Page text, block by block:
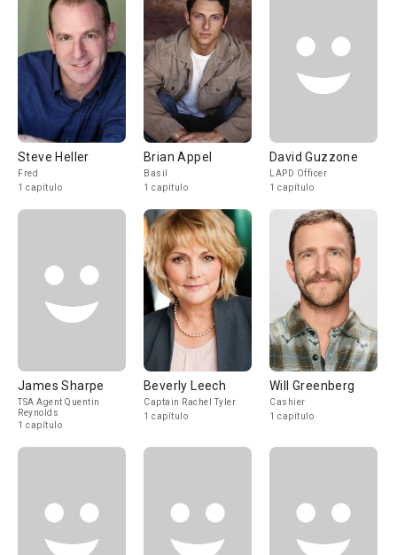
Steve Heller
Fred
1 capítulo
Brian Appel
Basil
1 capítulo
David Guzzone
LAPD Officer
1 capítulo
James Sharpe
TSA Agent Quentin
Reynolds
1 capítulo
Beverly Leech
Captain Rachel Tyler
1 capítulo
Will Greenberg
Cashier
1 capítulo